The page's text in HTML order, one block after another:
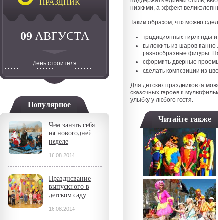
ПРАЗДНИК
09 АВГУСТА
День строителя
Популярное
Чем занять себя
на новогодней
неделе
16.08.2014
Празднование
выпускного в
детском саду
16.08.2014
низкими, а эффект
Таким образом, что можно
традиционные гирлянды
выложить из шаров
разнообразные фигуры.
оформить дверные
сделать композиции из
Для детских праздников (а
сказочных героев и
улыбку у любого гостя.
Читайте также